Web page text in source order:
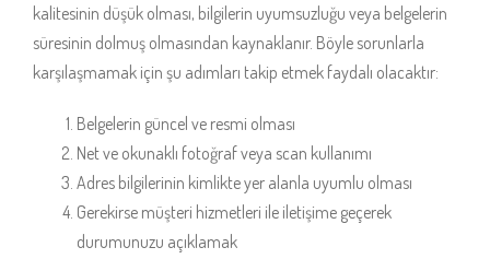
kalitesinin düşük olması, bilgilerin uyumsuzluğu veya belgelerin
süresinin dolmuş olmasından kaynaklanır. Böyle sorunlarla
karşılaşmamak için şu adımları takip etmek faydalı olacaktır:
Belgelerin güncel ve resmi olması
Net ve okunaklı fotoğraf veya scan kullanımı
Adres bilgilerinin kimlikte yer alanla uyumlu olması
Gerekirse müşteri hizmetleri ile iletişime geçerek
durumunuzu açıklamak